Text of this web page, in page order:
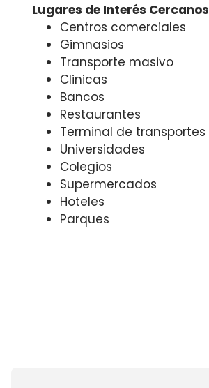
Lugares de Interés Cercanos
Centros comerciales
Gimnasios
Transporte masivo
Clinicas
Bancos
Restaurantes
Terminal de transportes
Universidades
Colegios
Supermercados
Hoteles
Parques